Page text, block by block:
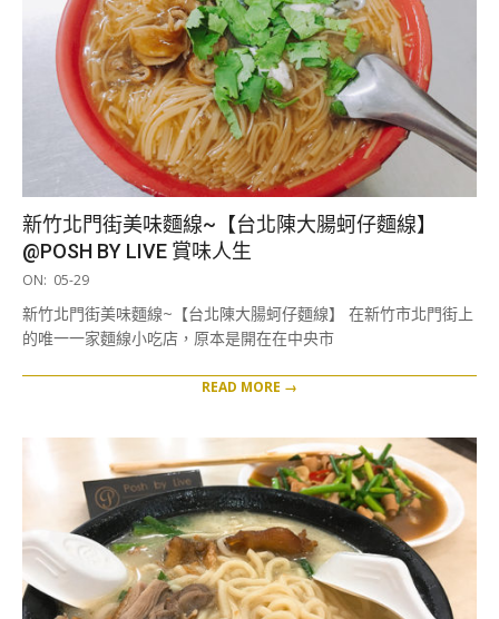
新竹北門街美味麵線~【台北陳大腸蚵仔麵線】
@POSH BY LIVE 賞味人生
2019-
29
ON: 05-29
新竹北門街美味麵線~【台北陳大腸蚵仔麵線】 在新竹市北門街上
的唯一一家麵線小吃店，原本是開在在中央市
READ MORE →